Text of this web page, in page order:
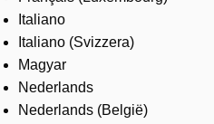
Italiano
Italiano (Svizzera)
Magyar
Nederlands
Nederlands (België)